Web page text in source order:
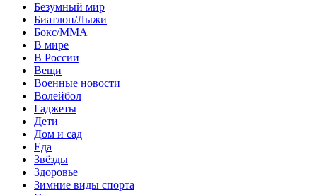
Безумный мир
Биатлон/Лыжи
Бокс/MMA
В мире
В России
Вещи
Военные новости
Волейбол
Гаджеты
Дети
Дом и сад
Еда
Звёзды
Здоровье
Зимние виды спорта